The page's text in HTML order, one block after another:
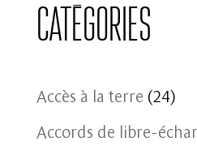
Catégories
Accès à la terre (24)
Accords de libre-